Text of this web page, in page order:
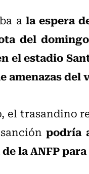
a la espera
del
el estadio
amenazas del
el trasandino
podría
la ANFP